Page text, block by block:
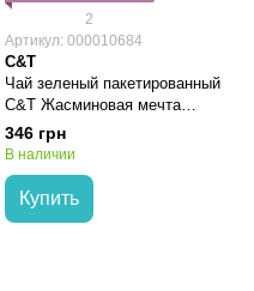
2
Артикул: 000010684
C&T
Чай зеленый пакетированный
C&T Жасминовая мечта
(50шт*2г)
346 грн
В наличии
Купить